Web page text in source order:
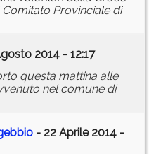
Provinciale di
2014 - 12:17
questa mattina alle
nel comune di
- 22 Aprile 2014 -